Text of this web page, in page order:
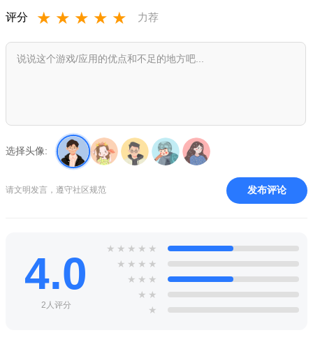
实时互动聊天：支持弹幕和聊天室，与主播和其他观众即时
关注与通知：关注你喜欢的主播，开启直播提醒，不错过任
重温经典。
多语言支持：提供中文界面，操作直观，适合国内外用户使
Twitch，避免安装恶意修改版导致账号被盗。
强制操作：首次启动时，必须允许网络权限，否则无法加载直
播流。
优化技巧： 在设置中将视频质量调整为“自动”，可根据网络状
评分 ★ ★ ★ ★ ★ 力荐
选择头像:
请文明发言，遵守社区规范 发布评论
4.0
2人评分
★ ★ ★ ★ ★
★ ★ ★ ★
★ ★ ★
★ ★
★